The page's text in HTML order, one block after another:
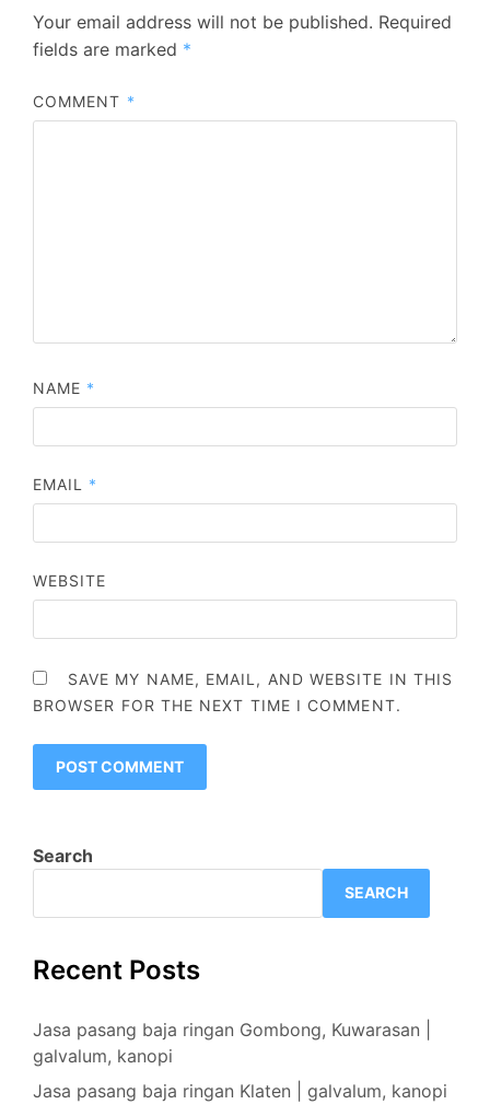
Your email address will not be published. Required
fields are marked *
COMMENT *
NAME *
EMAIL *
WEBSITE
SAVE MY NAME, EMAIL, AND WEBSITE IN THIS
BROWSER FOR THE NEXT TIME I COMMENT.
Search
SEARCH
Recent Posts
Jasa pasang baja ringan Gombong, Kuwarasan |
galvalum, kanopi
Jasa pasang baja ringan Klaten | galvalum, kanopi